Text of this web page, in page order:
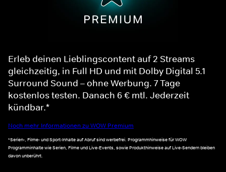
Erleb deinen Lieblingscontent auf 2 Streams
gleichzeitig, in Full HD und mit Dolby Digital 5.1
Surround Sound – ohne Werbung. 7 Tage
kostenlos testen. Danach 6 € mtl. Jederzeit
kündbar.*
Noch mehr Informationen zu WOW Premium
*Serien-, Filme- und Sport-Inhalte auf Abruf sind werbefrei. Programmhinweise für WOW
Programminhalte wie Serien, Filme und Live-Events, sowie Produkthinweise auf Live-Sendern bleiben
davon unberührt.